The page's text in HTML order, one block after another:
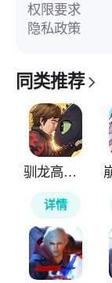
权限要求
隐私政策
同类推荐
驯龙高手旅程
详情